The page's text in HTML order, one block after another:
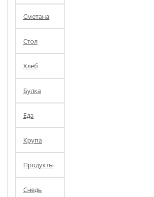
Сметана
Стол
Хлеб
Булка
Еда
Крупа
Продукты
Снедь